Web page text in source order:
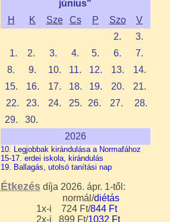
június"
H K Sze Cs P Szo
V
2.
3.
1. 2. 3. 4. 5. 6.
7.
8.
9. 10. 11. 12. 13.
14.
15.
16. 17. 18. 19. 20.
21.
22.
23. 24. 25. 26. 27.
28.
29.
30.
2026
10. Legjobbak kirándulása a Normafához
15-17. erdei iskola, kirándulás
19. Ballagás, utolsó tanítási nap
Étkezésdíja 2026. ápr. 1-től:
normál/diétás
1x-i 724 Ft/844 Ft
2x-i 899 Ft/1032 Ft